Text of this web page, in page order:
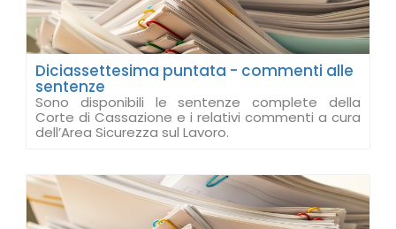
Diciassettesima puntata - commenti alle
sentenze
Sono disponibili le sentenze complete della
Corte di Cassazione e i relativi commenti a cura
dell’Area Sicurezza sul Lavoro.